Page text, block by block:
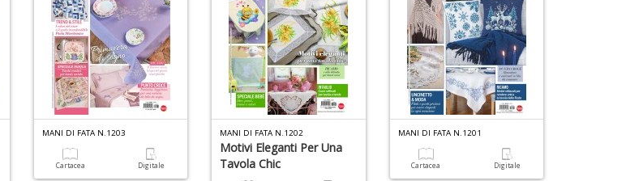
MANI DI FATA N.1203
Cartacea Digitale
MANI DI FATA N.1202
Motivi Eleganti Per Una
Tavola Chic
MANI DI FATA N.1201
Cartacea Digitale